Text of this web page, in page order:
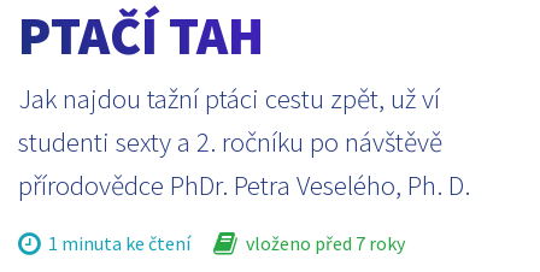
PTAČÍ TAH
Jak najdou tažní ptáci cestu zpět, už ví
studenti sexty a 2. ročníku po návštěvě
přírodovědce PhDr. Petra Veselého, Ph. D.
1 minuta ke čtení vloženo před 7 roky